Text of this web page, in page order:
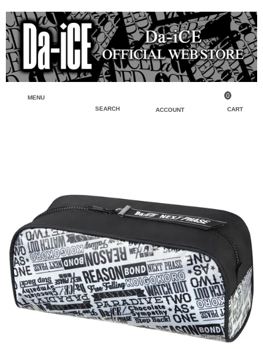
MENU
SEARCH
ACCOUNT CART
0
パーカー・スウェット・ブルゾン
バッグ・ポーチ
キーホルダー・チャーム
アクリルスタンド・アクセサリー・帽子
缶バッジ・ステッカー
生活雑貨・菓子・ゲーム